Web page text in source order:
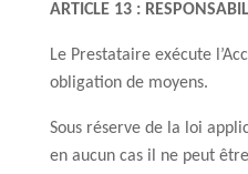
ARTICLE 13 :
Le Prestataire exécute
obligation de moyens.
Sous réserve de la loi
en aucun cas il ne peut